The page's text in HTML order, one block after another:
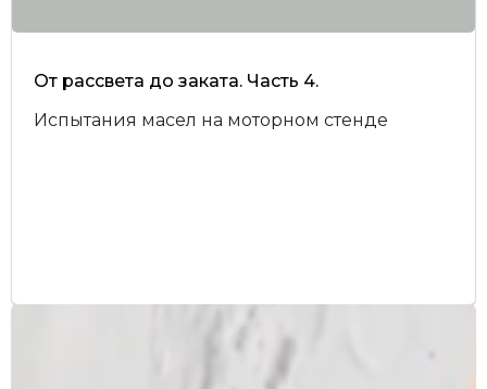
От рассвета до заката. Часть 4.
Испытания масел на моторном стенде